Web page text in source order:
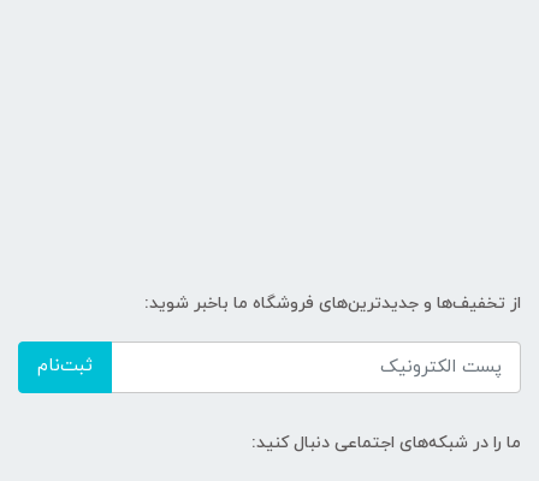
از تخفیف‌ها و جدیدترین‌های فروشگاه ما باخبر شوید:
ثبت‌نام
ما را در شبکه‌های اجتماعی دنبال کنید: